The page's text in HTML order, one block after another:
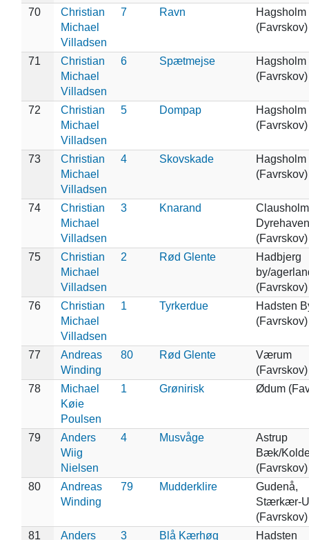
70
Christian
Michael
Villadsen
7 Ravn
Hagsholm
(Favrskov)
71
Christian
Michael
Villadsen
6 Spætmejse
Hagsholm
(Favrskov)
72
Christian
Michael
Villadsen
5 Dompap
Hagsholm
(Favrskov)
73
Christian
Michael
Villadsen
4 Skovskade
Hagsholm
(Favrskov)
74
Christian
Michael
Villadsen
3 Knarand
Dyrehaven
(Favrskov)
75
Christian
Michael
Villadsen
2 Rød Glente
Hadbjerg
by/
(Favrskov)
76
Christian
Michael
Villadsen
1 Tyrkerdue
Hadsten
(Favrskov)
77
Andreas
Winding
80 Rød Glente
Værum
(Favrskov)
78
Michael
Køie
Poulsen
1 Grønirisk Ødum
79
Anders
Wiig
Nielsen
4 Musvåge
Astrup
Bæk/
(Favrskov)
80
Andreas
Winding
79 Mudderklire
Gudenå,
Stærkær-
(Favrskov)
81
Anders 3 Blå Kærhøg Hadsten